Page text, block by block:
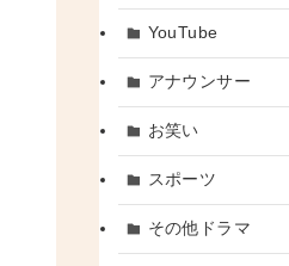
YouTube
アナウンサー
お笑い
スポーツ
その他ドラマ